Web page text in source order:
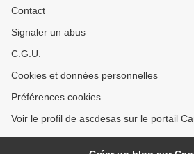
Contact
Signaler un abus
C.G.U.
Cookies et données personnelles
Préférences cookies
Voir le profil de ascdesas sur le portail